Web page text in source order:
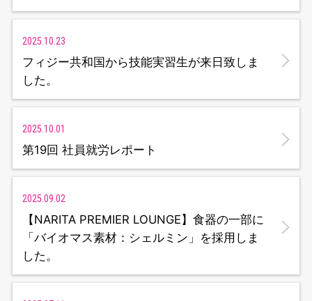
2025.10.23
フィジー共和国から技能実習生が来日致しま
した。
2025.10.01
第19回 社員就労レポート
2025.09.02
【NARITA PREMIER LOUNGE】食器の一部に
「バイオマス素材：シェルミン」を採用しま
した。